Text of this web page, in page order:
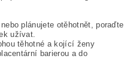
plánujete otěhotnět, poraďte
užívat.
těhotné a kojící ženy
barierou a do